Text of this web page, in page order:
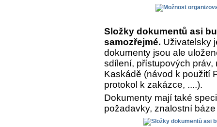
Složky dokumentů asi
samozřejmé. Uživatelsky
dokumenty jsou ale
sdílení, přístupových
Kaskádě (návod k použití
protokol k zakázce, ....).
Dokumenty mají také
požadavky, znalostní